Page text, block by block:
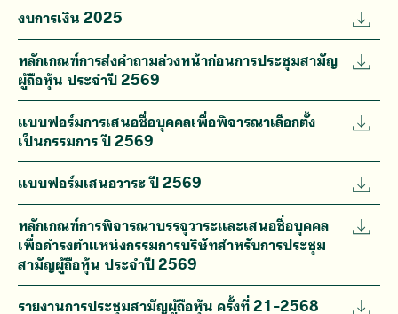
งบการเงิน 2025
หลักเกณฑ์การส่งคำถามล่วงหน้าก่อนการประชุมสามัญ
ผู้ถือหุ้น ประจำปี 2569
แบบฟอร์มการเสนอชื่อบุคคลเพื่อพิจารณาเลือกตั้ง
เป็นกรรมการ ปี 2569
แบบฟอร์มเสนอวาระ ปี 2569
หลักเกณฑ์การพิจารณาบรรจุวาระและเสนอชื่อบุคคล
เพื่อดำรงตำแหน่งกรรมการบริษัทสำหรับการประชุม
สามัญผู้ถือหุ้น ประจำปี 2569
รายงานการประชุมสามัญผู้ถือหุ้น ครั้งที่ 21-2568